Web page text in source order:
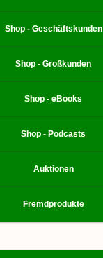
Shop - Geschäftskunden
Shop - Großkunden
Shop - eBooks
Shop - Podcasts
Auktionen
Fremdprodukte